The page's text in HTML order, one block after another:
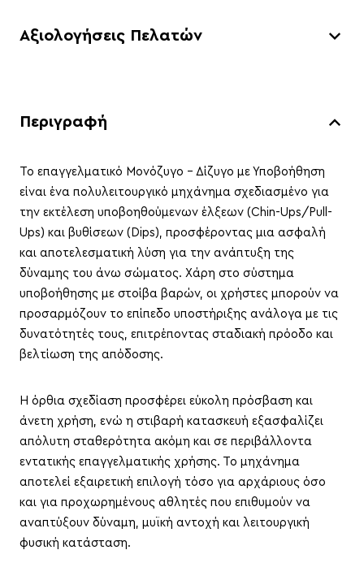
Αξιολογήσεις Πελατών
Περιγραφή
Το επαγγελματικό Μονόζυγο - Δίζυγο με Υποβοήθηση
είναι ένα πολυλειτουργικό μηχάνημα σχεδιασμένο για
την εκτέλεση υποβοηθούμενων έλξεων (Chin-Ups/Pull-
Ups) και βυθίσεων (Dips), προσφέροντας μια ασφαλή
και αποτελεσματική λύση για την ανάπτυξη της
δύναμης του άνω σώματος. Χάρη στο σύστημα
υποβοήθησης με στοίβα βαρών, οι χρήστες μπορούν να
προσαρμόζουν το επίπεδο υποστήριξης ανάλογα με τις
δυνατότητές τους, επιτρέποντας σταδιακή πρόοδο και
βελτίωση της απόδοσης.
Η όρθια σχεδίαση προσφέρει εύκολη πρόσβαση και
άνετη χρήση, ενώ η στιβαρή κατασκευή εξασφαλίζει
απόλυτη σταθερότητα ακόμη και σε περιβάλλοντα
εντατικής επαγγελματικής χρήσης. Το μηχάνημα
αποτελεί εξαιρετική επιλογή τόσο για αρχάριους όσο
και για προχωρημένους αθλητές που επιθυμούν να
αναπτύξουν δύναμη, μυϊκή αντοχή και λειτουργική
φυσική κατάσταση.